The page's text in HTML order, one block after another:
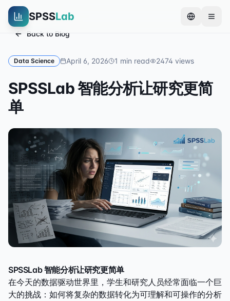
SPSSLab
Back to Blog
Data Science April 6, 2026 1 min read 2474 views
SPSSLab 智能分析让研究更简
单
SPSSLab 智能分析让研究更简单
在今天的数据驱动世界里，学生和研究人员经常面临一个巨
大的挑战：如何将复杂的数据转化为可理解和可操作的分析